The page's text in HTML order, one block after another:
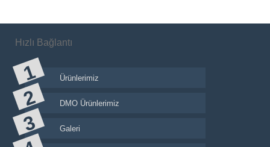
Hızlı Bağlantı
Ürünlerimiz
DMO Ürünlerimiz
Galeri